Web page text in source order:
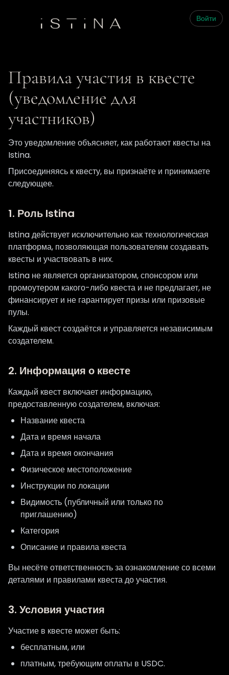
Войти
Правила участия в квесте
(уведомление для
участников)
Это уведомление объясняет, как работают квесты на
Istina.
Присоединяясь к квесту, вы признаёте и принимаете
следующее.
1. Роль Istina
Istina действует исключительно как технологическая
платформа, позволяющая пользователям создавать
квесты и участвовать в них.
Istina не является организатором, спонсором или
промоутером какого-либо квеста и не предлагает, не
финансирует и не гарантирует призы или призовые
пулы.
Каждый квест создаётся и управляется независимым
создателем.
2. Информация о квесте
Каждый квест включает информацию,
предоставленную создателем, включая:
Название квеста
Дата и время начала
Дата и время окончания
Физическое местоположение
Инструкции по локации
Видимость (публичный или только по
приглашению)
Категория
Описание и правила квеста
Вы несёте ответственность за ознакомление со всеми
деталями и правилами квеста до участия.
3. Условия участия
Участие в квесте может быть:
бесплатным, или
платным, требующим оплаты в USDC.